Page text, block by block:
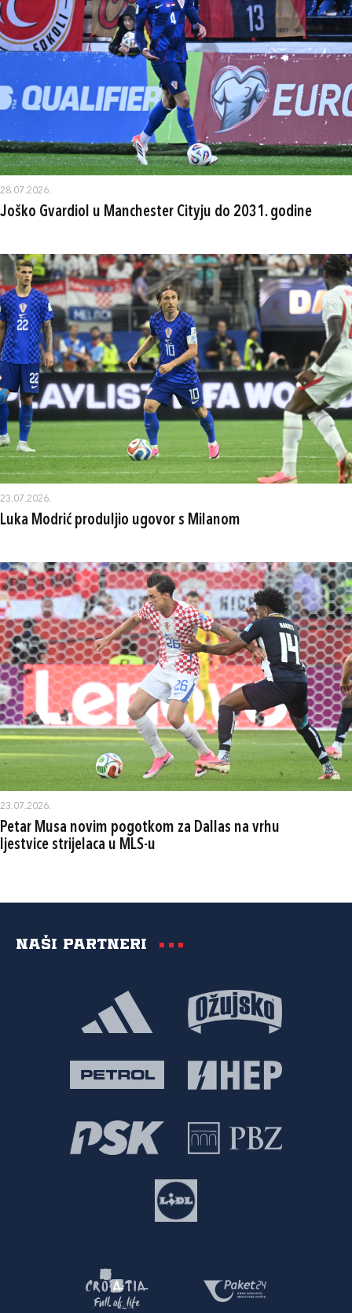
28.07.2026.
Joško Gvardiol u Manchester Cityju do 2031. godine
23.07.2026.
Luka Modrić produljio ugovor s Milanom
23.07.2026.
Petar Musa novim pogotkom za Dallas na vrhu
ljestvice strijelaca u MLS-u
Naši partneri